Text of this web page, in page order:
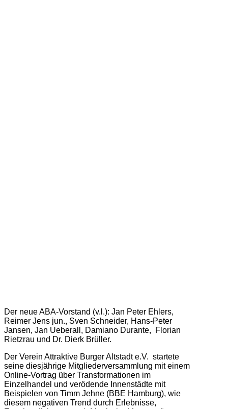
Der neue ABA-Vorstand (v.l.): Jan Peter Ehlers,
Reimer Jens jun., Sven Schneider, Hans-Peter
Jansen, Jan Ueberall, Damiano Durante, Florian
Rietzrau und Dr. Dierk Brüller.
Der Verein Attraktive Burger Altstadt e.V. startete
seine diesjährige Mitgliederversammlung mit einem
Online-Vortrag über Transformationen im
Einzelhandel und verödende Innenstädte mit
Beispielen von Timm Jehne (BBE Hamburg), wie
diesem negativen Trend durch Erlebnisse,